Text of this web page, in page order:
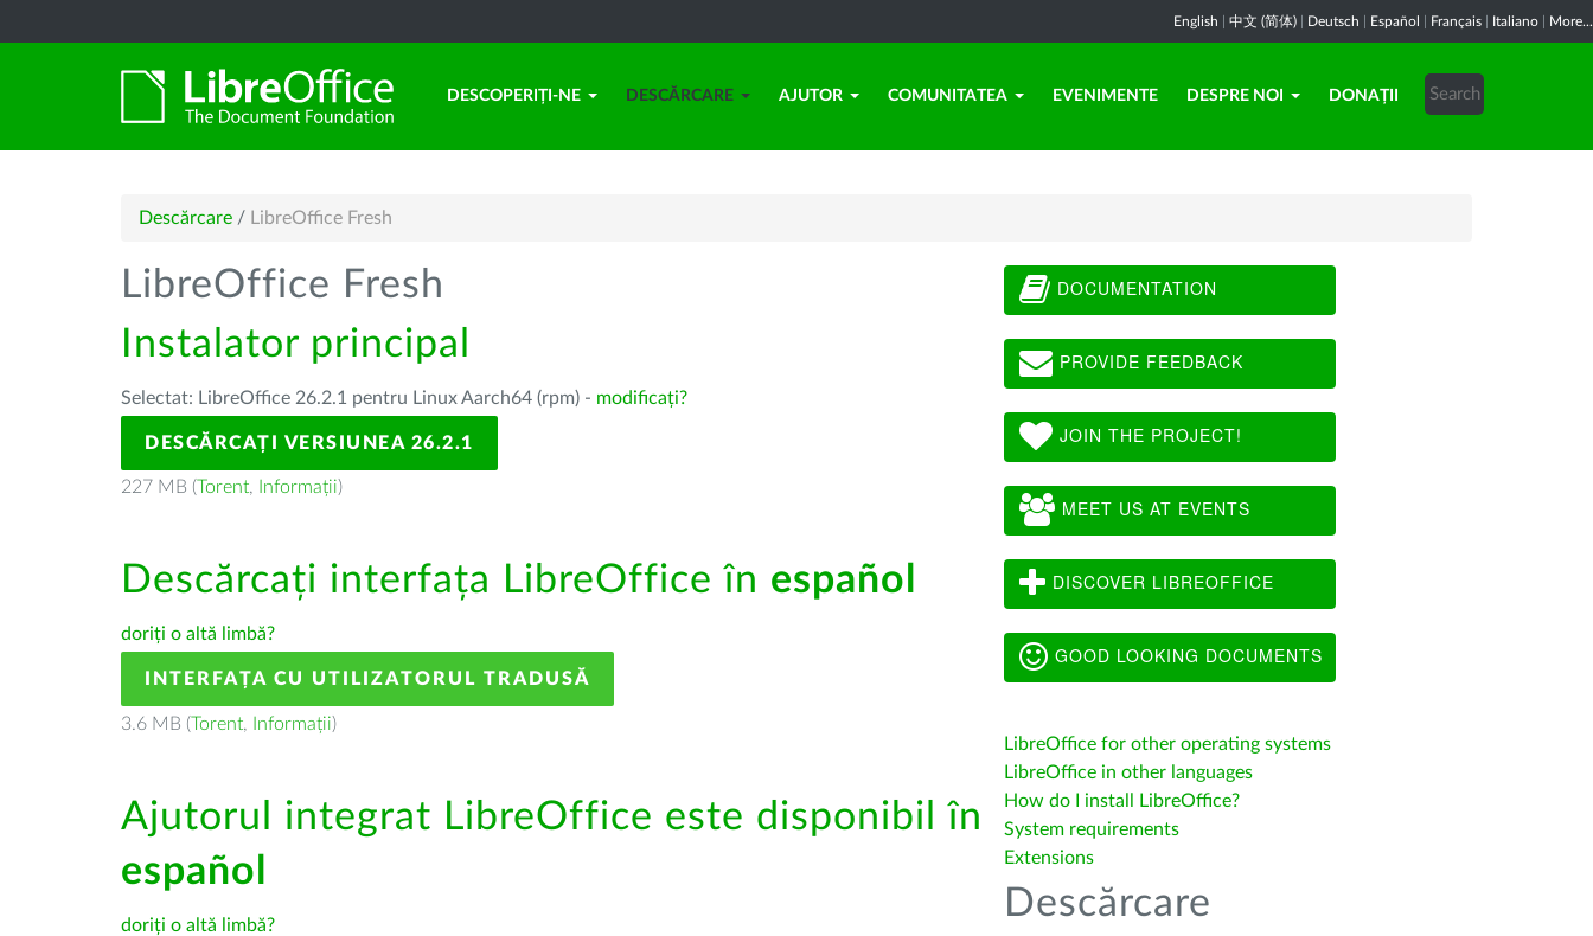
English 中文 (简体) Deutsch Español Français Italiano More...
DESCOPERIȚI-NE DESCĂRCARE AJUTOR COMUNITATEA EVENIMENTE DESPRE NOI DONAȚII
Descărcare / LibreOffice Fresh
LibreOffice Fresh
Instalator principal
Selectat: LibreOffice 26.2.1 pentru Linux Aarch64 (rpm) - modificați?
DESCĂRCAȚI VERSIUNEA 26.2.1
227 MB (Torent, Informații)
Descărcați interfața LibreOffice în español
doriți o altă limbă?
INTERFAȚA CU UTILIZATORUL TRADUSĂ
3.6 MB (Torent, Informații)
Ajutorul integrat LibreOffice este disponibil în
español
doriți o altă limbă?
DOCUMENTATION
PROVIDE FEEDBACK
JOIN THE PROJECT!
MEET US AT EVENTS
DISCOVER LIBREOFFICE
GOOD LOOKING DOCUMENTS
LibreOffice for other operating systems
LibreOffice in other languages
How do I install LibreOffice?
System requirements
Extensions
Descărcare